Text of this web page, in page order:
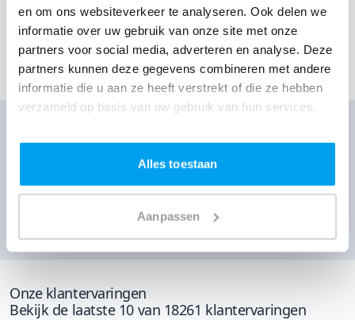
en om ons websiteverkeer te analyseren. Ook delen we
informatie over uw gebruik van onze site met onze
partners voor social media, adverteren en analyse. Deze
partners kunnen deze gegevens combineren met andere
informatie die u aan ze heeft verstrekt of die ze hebben
verzameld op basis van uw gebruik van hun services.
Alles toestaan
Aanpassen
13 jul 2026 Bruiloft DJ William
Broek In Waterland
Het Broeker Huis
Toon meer klantervaringen
Ga naar prijzen
Onze klantervaringen
Bekijk de laatste 10 van 18261 klantervaringen